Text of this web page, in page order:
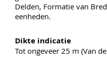
Delden, Formatie van
eenheden.
Dikte indicatie
Tot ongeveer 25 m (Van